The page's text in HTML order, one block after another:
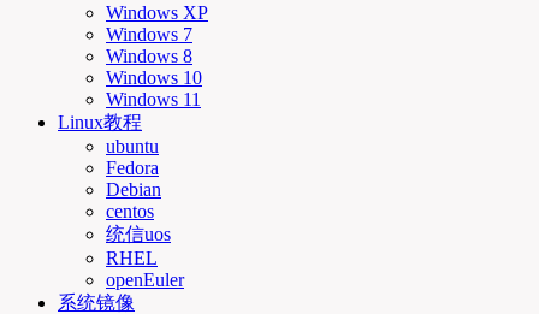
Windows XP
Windows 7
Windows 8
Windows 10
Windows 11
Linux教程
ubuntu
Fedora
Debian
centos
统信uos
RHEL
openEuler
系统镜像